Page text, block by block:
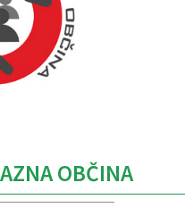
OBČINA